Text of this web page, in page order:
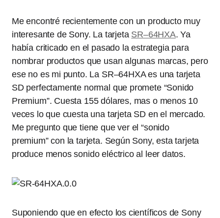
Me encontré recientemente con un producto muy
interesante de Sony. La tarjeta SR–64HXA. Ya
había criticado en el pasado la estrategia para
nombrar productos que usan algunas marcas, pero
ese no es mi punto. La SR–64HXA es una tarjeta
SD perfectamente normal que promete “Sonido
Premium”. Cuesta 155 dólares, mas o menos 10
veces lo que cuesta una tarjeta SD en el mercado.
Me pregunto que tiene que ver el “sonido
premium” con la tarjeta. Según Sony, esta tarjeta
produce menos sonido eléctrico al leer datos.
Suponiendo que en efecto los científicos de Sony